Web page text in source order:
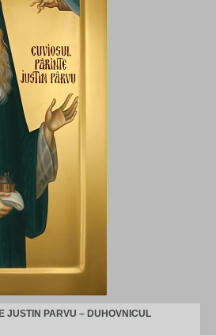
JUSTIN PARVU – DUHOVNICUL